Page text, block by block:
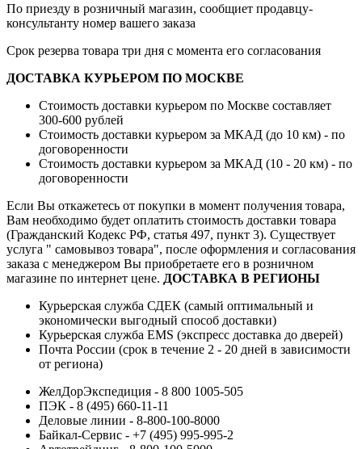
По приезду в розничный магазин, сообщиет продавцу-
консультанту номер вашего заказа
Срок резерва товара три дня с момента его согласования
ДОСТАВКА КУРЬЕРОМ ПО МОСКВЕ
Стоимость доставки курьером по Москве составляет
300-600 рублей
Стоимость доставки курьером за МКАД (до 10 км) - по
договоренности
Стоимость доставки курьером за МКАД (10 - 20 км) - по
договоренности
Если Вы откажетесь от покупки в момент получения товара,
Вам необходимо будет оплатить стоимость доставки товара
(Гражданский Кодекс РФ, статья 497, пункт 3). Существует
услуга " самовывоз товара", после оформления и согласования
заказа с менеджером Вы приобретаете его в розничном
магазине по интернет цене. ДОСТАВКА В РЕГИОНЫ
Курьерская служба СДЕК (самый оптимальный и
экономически выгодный способ доставки)
Курьерская служба EMS (экспресс доставка до дверей)
Почта России (срок в течение 2 - 20 дней в зависимости
от региона)
ЖелДорЭкспедиция - 8 800 1005-505
ПЭК - 8 (495) 660-11-11
Деловые линии - 8-800-100-8000
Байкал-Сервис - +7 (495) 995-995-2